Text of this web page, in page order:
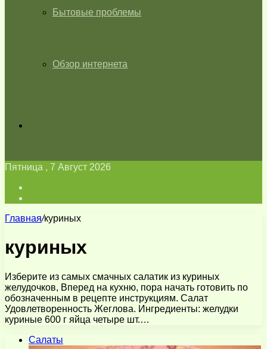
Бытовые проблемы
Обзор интернета
Пятница , 7 Август 2026
Главная/куриных
куриных
Изберите из самых смачных салатик из куриных
желудочков, Вперед на кухню, пора начать готовить по
обозначенным в рецепте инструкциям. Салат
Удовлетворенность Жеглова. Ингредиенты: желудки
куриные 600 г яйца четыре шт.…
Салаты